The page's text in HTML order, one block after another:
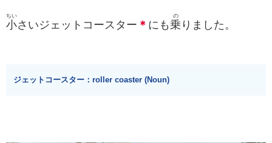
小
ちい
さいジェットコースター ＊ にも 乗
の
りました。
ジェットコースター：roller coaster (Noun)